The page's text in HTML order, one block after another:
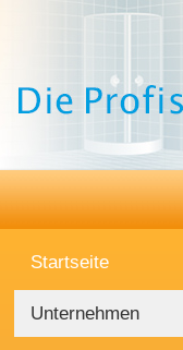
Startseite
Unternehmen